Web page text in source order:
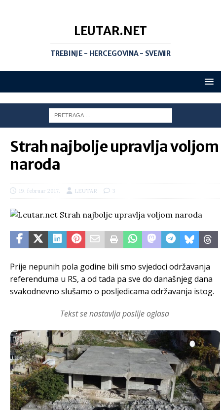
LEUTAR.NET
TREBINJE - HERCEGOVINA - SVEMIR
Strah najbolje upravlja voljom
naroda
19. februar 2017. LEUTAR 3
Prije nepunih pola godine bili smo svjedoci održavanja
referenduma u RS, a od tada pa sve do današnjeg dana
svakodnevno slušamo o posljedicama održavanja istog.
Tekst se nastavlja poslije oglasa